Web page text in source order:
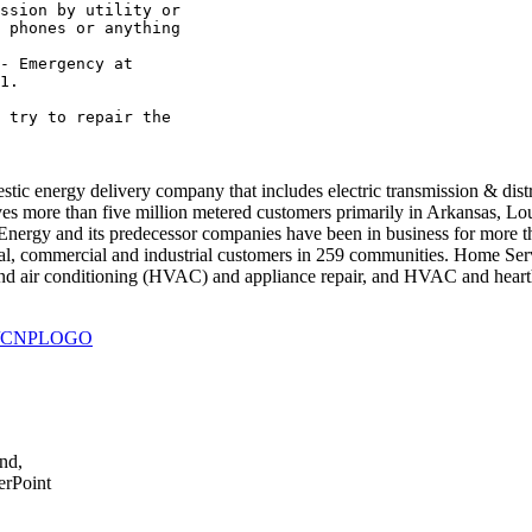
by utility or
phones or anything
Emergency at
try to repair the
energy delivery company that includes electric transmission &
more than five million metered customers primarily in Arkansas,
and its predecessor companies have been in business for more
commercial and industrial customers in 259 communities. Home
air conditioning (HVAC) and appliance repair, and HVAC and